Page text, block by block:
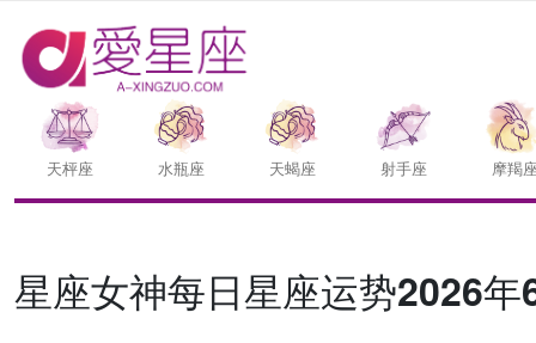
天枰座 水瓶座 天蝎座 射手座 摩羯
星座女神每日星座运势2026年